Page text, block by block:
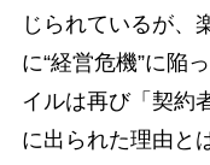
じられているが、
に“経営危機”に陥
イルは再び「契約
に出られた理由と